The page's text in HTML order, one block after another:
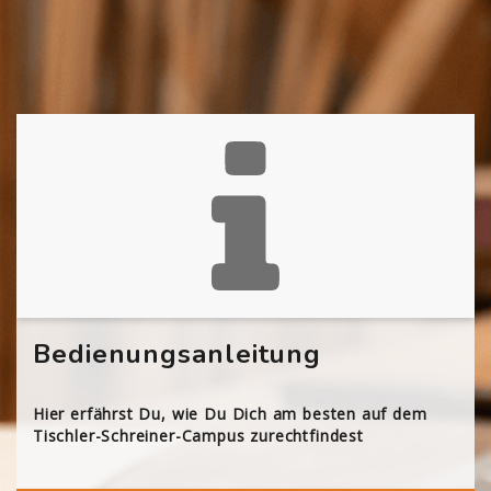
Bedienungsanleitung
Hier erfährst Du, wie Du Dich am besten auf dem
Tischler-Schreiner-Campus zurechtfindest